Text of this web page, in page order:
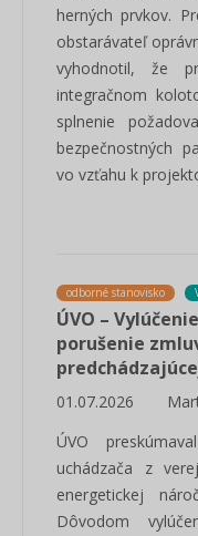
herných prvkov.
obstarávateľ
vyhodnotil, že
integračnom
splnenie
bezpečnostných
vo vzťahu k
odborné stanovisko
ÚVO –
porušenie
01.07.2026
ÚVO
uchádzača z
energetickej
Dôvodom